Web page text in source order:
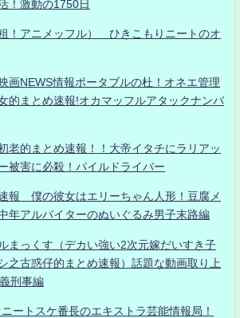
！激動の1750日
！アニメッフル） ひきこもりニートのオ
画NEWS情報ポータブルの杜！オネエ管理
的まとめ速報!オカマッフルアタックナンバ
老的まとめ速報！！大帝イタチにラリアッ
被害に必殺！パイルドライバー
報 僕の彼女はエリーちゃん人形！豆腐メ
年アルバイターのぬいぐるみ男子末路編
まっくす（デカい強い2次元嫁だいすき子
之古惑仔的まとめ速報）話題な動画取り上
刑事編
ートスケ番長のエキストラ芸能情報局！